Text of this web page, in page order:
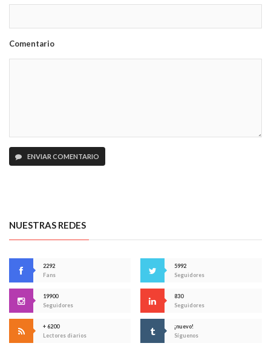
Comentario
ENVIAR COMENTARIO
NUESTRAS REDES
2292
Fans
5992
Seguidores
19900
Seguidores
830
Seguidores
+ 6200
Lectores diarios
¡nuevo!
Síguenos